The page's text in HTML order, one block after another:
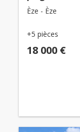
Èze - Èze
+5 pièces
18 000 €